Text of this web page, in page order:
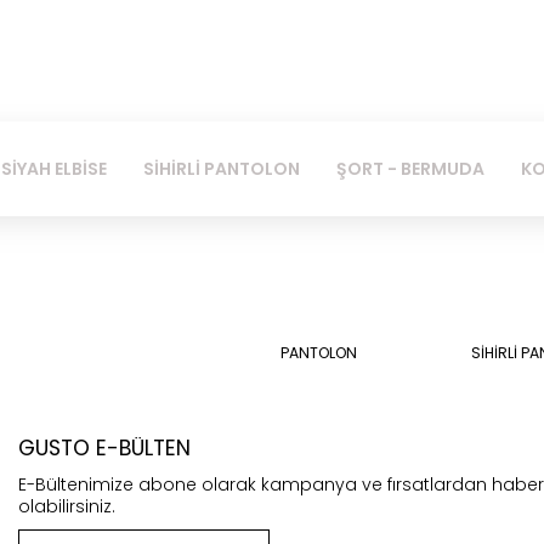
SİYAH ELBİSE SİHİRLİ PANTOLON ŞORT - BERMUDA
PANTOLON SİHİRLİ
GUSTO E-BÜLTEN
E-Bültenimize abone olarak kampanya ve fırsatlardan
olabilirsiniz.